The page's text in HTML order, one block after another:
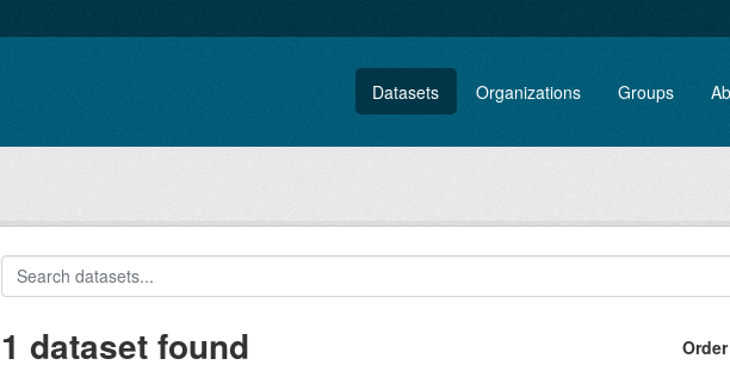
Datasets Organizations Groups
1 dataset found